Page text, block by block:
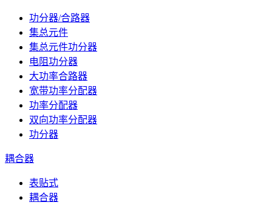
功分器/合路器
集总元件
集总元件功分器
电阻功分器
大功率合路器
宽带功率分配器
功率分配器
双向功率分配器
功分器
耦合器
表贴式
耦合器